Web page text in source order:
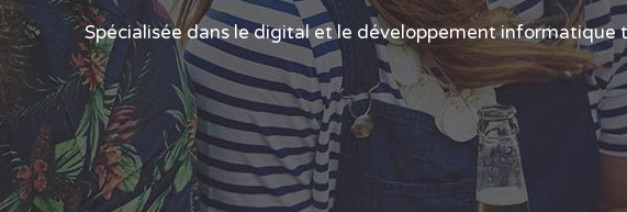
Spécialisée dans le digital et le développement informatique